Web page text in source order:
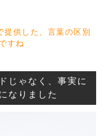
供した、言葉の区別
すね
じゃなく、事実に
なりました